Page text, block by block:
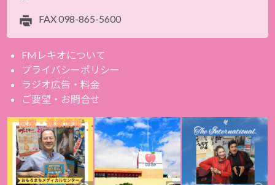
FAX098-865-5600
FMレキオについて
プライバシーポリシー
ラジオ広告・料金
ご要望・お問合せ